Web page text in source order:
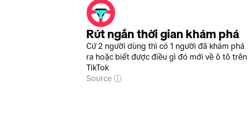
Rút ngắn thời gian khám phá
Cứ 2 người dùng thì có 1 người đã khám phá
ra hoặc biết được điều gì đó mới về ô tô trên
TikTok
Source